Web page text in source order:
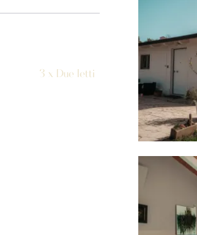
3 x Due letti